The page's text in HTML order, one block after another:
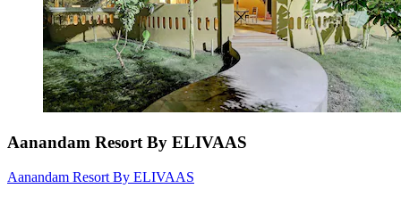
Aanandam Resort By ELIVAAS
Aanandam Resort By ELIVAAS